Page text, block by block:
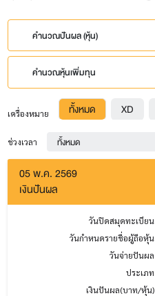
คำนวณปันผล (หุ้น)
คำนวณหุ้นเพิ่มทุน
เครื่องหมาย ทั้งหมด XD
ช่วงเวลา ทั้งหมด
05 พ.ค. 2569
เงินปันผล
วันปิดสมุดทะเบียน
วันกำหนดรายชื่อผู้ถือหุ้น
วันจ่ายปันผล
ประเภท
เงินปันผล(บาท/หุ้น)